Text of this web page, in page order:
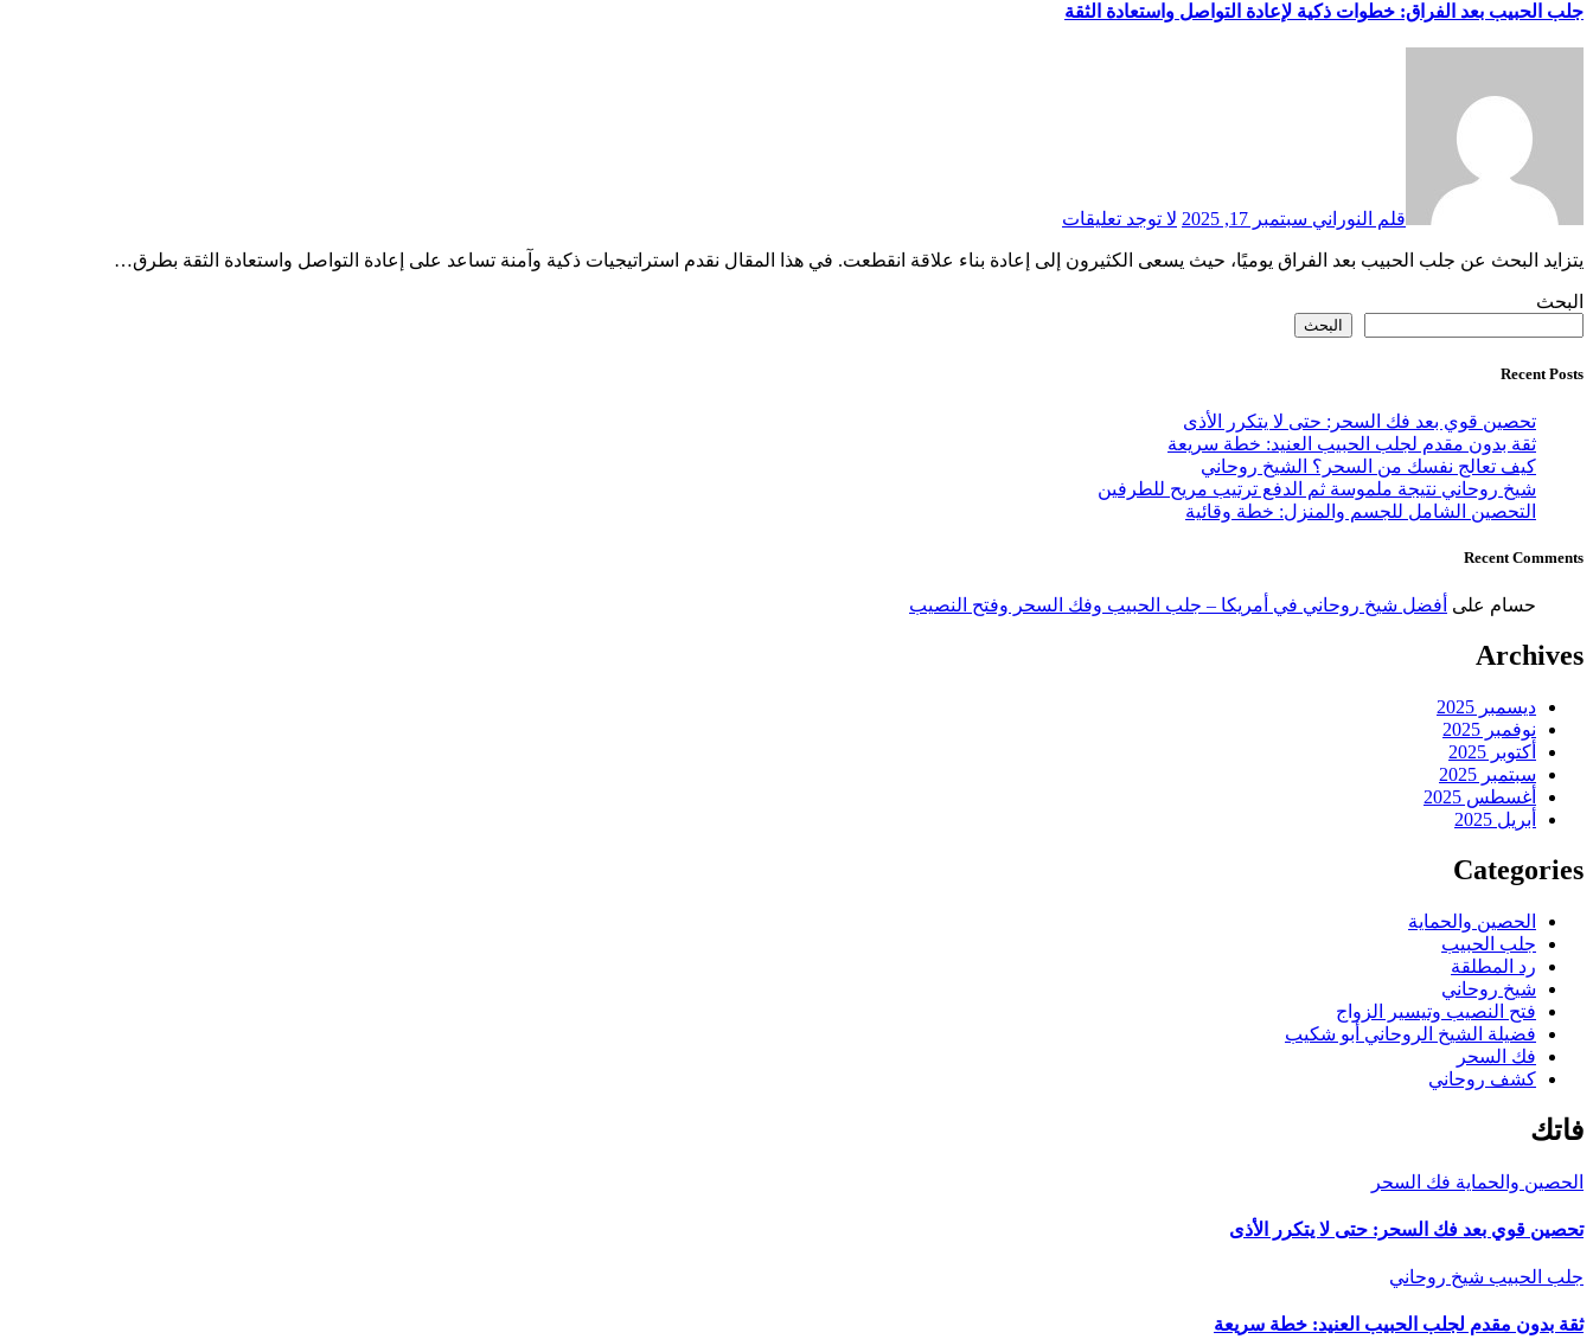
جلب الحبيب بعد الفراق: خطوات ذكية لإعادة التواصل واستعادة الثقة
قلم النوراني سبتمبر 17, 2025 لا توجد تعليقات
يتزايد البحث عن جلب الحبيب بعد الفراق يوميًا، حيث يسعى الكثيرون إلى إعادة بناء علاقة انقطعت. في هذا المقال نقدم استراتيجيات ذكية وآمنة تساعد على إعادة التواصل واستعادة الثقة بطرق…
البحث
البحث
Recent Posts
تحصين قوي بعد فك السحر: حتى لا يتكرر الأذى
ثقة بدون مقدم لجلب الحبيب العنيد: خطة سريعة
كيف تعالج نفسك من السحر؟ الشيخ روحاني
شيخ روحاني نتيجة ملموسة ثم الدفع ترتيب مريح للطرفين
التحصين الشامل للجسم والمنزل: خطة وقائية
Recent Comments
حسام على أفضل شيخ روحاني في أمريكا – جلب الحبيب وفك السحر وفتح النصيب
Archives
ديسمبر 2025
نوفمبر 2025
أكتوبر 2025
سبتمبر 2025
أغسطس 2025
أبريل 2025
Categories
الحصين والحماية
جلب الحبيب
رد المطلقة
شيخ روحاني
فتح النصيب وتيسير الزواج
فضيلة الشيخ الروحاني أبو شكيب
فك السحر
كشف روحاني
فاتك
الحصين والحماية فك السحر
تحصين قوي بعد فك السحر: حتى لا يتكرر الأذى
جلب الحبيب شيخ روحاني
ثقة بدون مقدم لجلب الحبيب العنيد: خطة سريعة